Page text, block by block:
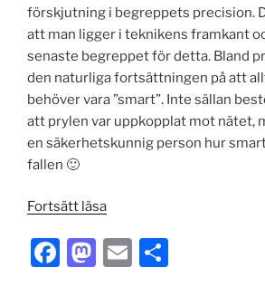
förskjutning i begreppets precision.
att man ligger i teknikens framkant
senaste begreppet för detta. Bland
den naturliga fortsättningen på att
behöver vara ”smart”. Inte sällan
att prylen var uppkopplat mot nätet,
en säkerhetskunnig person hur
fallen 🙂
Fortsätt läsa”Hur
intelligent
är
F
M E